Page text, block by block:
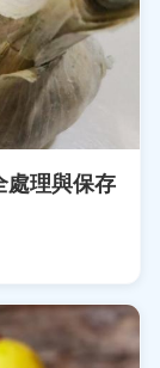
處理與保存